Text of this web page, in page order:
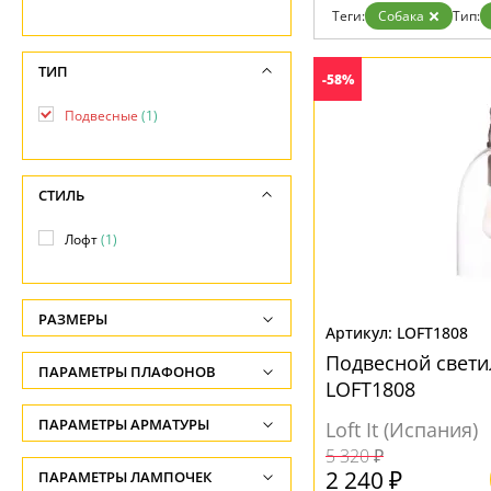
Установка
Дизайнерам
Контакты
Прованс
Современный
Хай тек
Теги: Собака Тип:
-58%
LOFT1808
Подвесной
LOFT1808
Loft It (Испания)
5 320 ₽
2 240 ₽
ТИП
Подвесные (1)
СТИЛЬ
Лофт(1)
РАЗМЕРЫ
Высота, см
-
Ширина, см
-
ПАРАМЕТРЫ ПЛАФОНОВ
ФОРМА ПЛАФОНА
Декоративный(1)
ПАРАМЕТРЫ АРМАТУРЫ
ЦВЕТ АРМАТУРЫ
ПАРАМЕТРЫ ЛАМПОЧЕК